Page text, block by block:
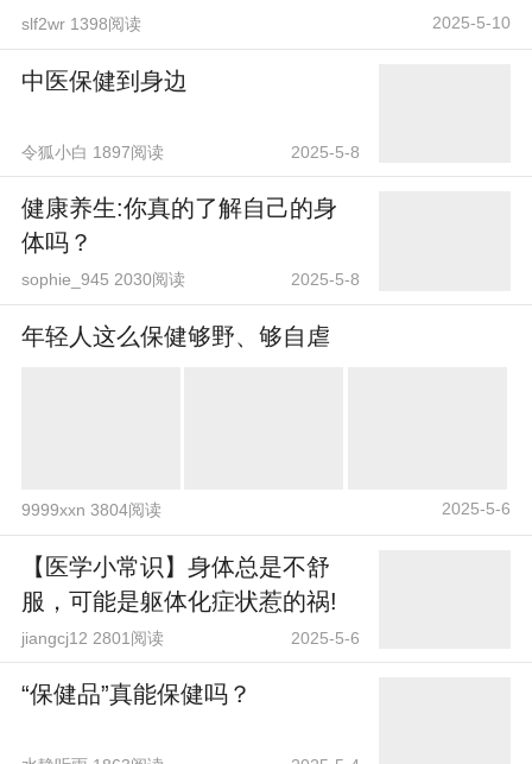
slf2wr 1398阅读 2025-5-10
中医保健到身边
令狐小白 1897阅读 2025-5-8
健康养生:你真的了解自己的身
体吗？
sophie_945 2030阅读 2025-5-8
年轻人这么保健够野、够自虐
9999xxn 3804阅读 2025-5-6
【医学小常识】身体总是不舒
服，可能是躯体化症状惹的祸!
jiangcj12 2801阅读 2025-5-6
“保健品”真能保健吗？